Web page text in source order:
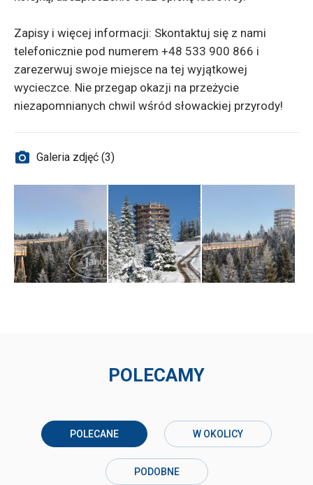
Zapisy i więcej informacji: Skontaktuj się z nami
telefonicznie pod numerem +48 533 900 866 i
zarezerwuj swoje miejsce na tej wyjątkowej
wycieczce. Nie przegap okazji na przeżycie
niezapomnianych chwil wśród słowackiej przyrody!
Galeria zdjęć (3)
POLECAMY
POLECANE W OKOLICY
PODOBNE